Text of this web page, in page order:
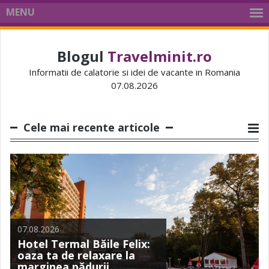
MENU
Blogul Travelminit.ro
Informatii de calatorie si idei de vacante in Romania
07.08.2026
Cele mai recente articole
07.08.2026
Hotel Termal Băile Felix:
oaza ta de relaxare la
05.08.2026
Câștigă o vacanță
săptămânal pe
Travelminit: 4 vacanțe la
02.08.2026
Casa de Oaspeți Király:
refugiul tradițional din
30.07.2026
Acasă, în Mamaia: cazări
24.07.2026
Ultima șansă să câștigi un
Iphone 17 Pro Max cu